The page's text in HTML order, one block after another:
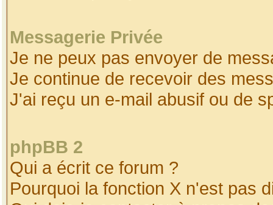
Messagerie Privée
Je ne peux pas envoyer de
Je continue de recevoir des
J'ai reçu un e-mail abusif ou de
phpBB 2
Qui a écrit ce forum ?
Pourquoi la fonction X n'est pas